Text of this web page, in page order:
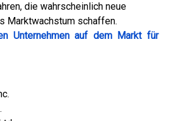
die wahrscheinlich neue
Marktwachstum schaffen.
Unternehmen auf dem Markt für